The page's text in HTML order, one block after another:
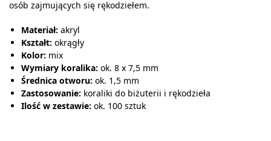
osób zajmujących się rękodziełem.
Materiał: akryl
Kształt: okrągły
Kolor: mix
Wymiary koralika: ok. 8 x 7,5 mm
Średnica otworu: ok. 1,5 mm
Zastosowanie: koraliki do biżuterii i rękodzieła
Ilość w zestawie: ok. 100 sztuk